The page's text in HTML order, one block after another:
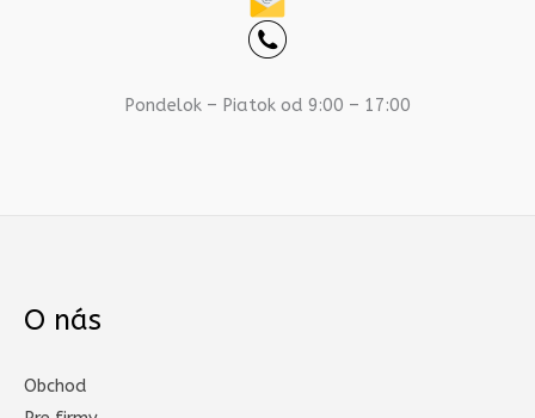
Pondelok – Piatok od 9:00 – 17:00
O nás
Obchod